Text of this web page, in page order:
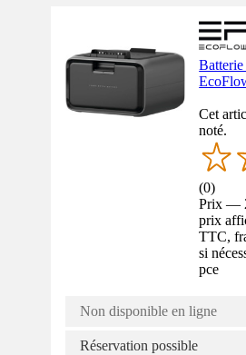
Cet
noté.
(0)
Prix —
prix
TTC,
si
pce
Non disponible en ligne
Réservation possible